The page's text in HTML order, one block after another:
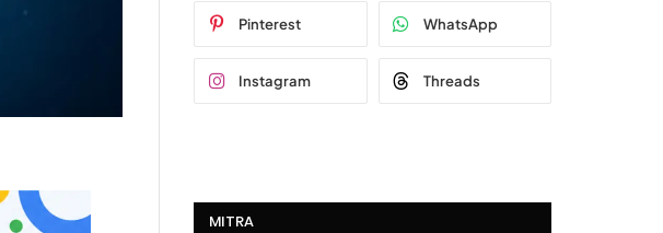
Pinterest WhatsApp
Instagram Threads
MITRA